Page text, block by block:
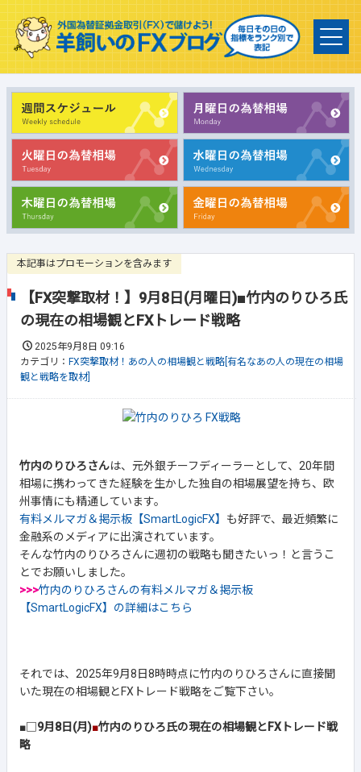
本記事はプロモーションを含みます
【FX突撃取材！】9月8日(月曜日)■竹内のりひろ氏
の現在の相場観とFXトレード戦略
2025年9月8日 09:16
カテゴリ： FX突撃取材！あの人の相場観と戦略[有名なあの人の現在の相場
観と戦略を取材]
竹内のりひろさんは、元外銀チーフディーラーとして、20年間
相場に携わってきた経験を生かした独自の相場展望を持ち、欧
州事情にも精通しています。
有料メルマガ＆掲示板【SmartLogicFX】 も好評で、最近頻繁に
金融系のメディアに出演されています。
そんな竹内のりひろさんに週初の戦略も聞きたいっ！と言うこ
とでお願いしました。
>>>竹内のりひろさんの有料メルマガ＆掲示板
【SmartLogicFX】の詳細はこちら
それでは、2025年9月8日8時時点に竹内のりひろさんに直接聞
いた現在の相場観とFXトレード戦略をご覧下さい。
■□9月8日(月)■竹内のりひろ氏の現在の相場観とFXトレード戦
略